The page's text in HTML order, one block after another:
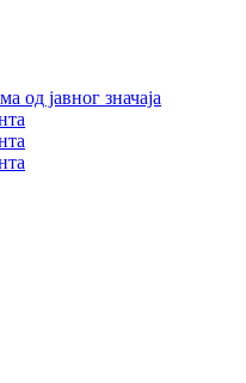
од јавног значаја